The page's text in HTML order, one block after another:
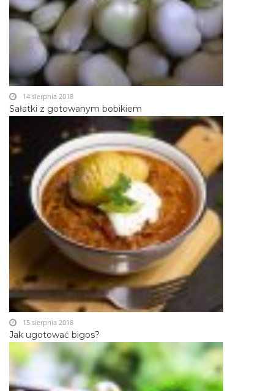
Sałatki z gotowanym bobikiem
14 sierpnia 2018
Jak ugotować bigos?
15 sierpnia 2018